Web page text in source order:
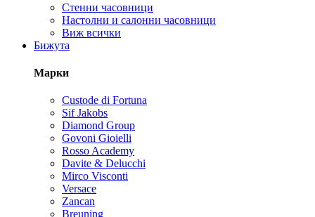
Стенни часовници
Настолни и салонни часовници
Виж всички
Бижута
Марки
Custode di Fortuna
Sif Jakobs
Diamond Group
Govoni Gioielli
Rosso Academy
Davite & Delucchi
Mirco Visconti
Versace
Zancan
Breuning